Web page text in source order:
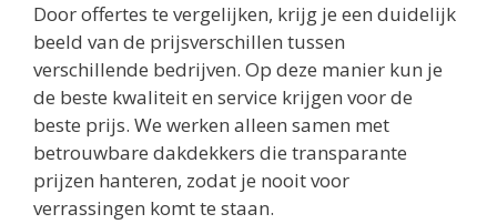
Door offertes te vergelijken, krijg je een duidelijk
beeld van de prijsverschillen tussen
verschillende bedrijven. Op deze manier kun je
de beste kwaliteit en service krijgen voor de
beste prijs. We werken alleen samen met
betrouwbare dakdekkers die transparante
prijzen hanteren, zodat je nooit voor
verrassingen komt te staan.